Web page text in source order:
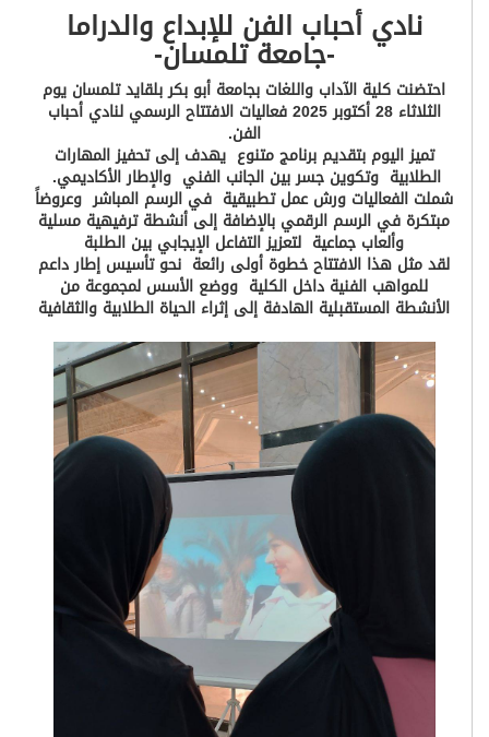
نادي أحباب الفن للإبداع والدراما
-جامعة تلمسان-
احتضنت كلية الآداب واللغات بجامعة أبو بكر بلقايد تلمسان يوم
الثلاثاء 28 أكتوبر 2025 فعاليات الافتتاح الرسمي لنادي أحباب
الفن.
تميز اليوم بتقديم برنامج متنوع يهدف إلى تحفيز المهارات
الطلابية وتكوين جسر بين الجانب الفني والإطار الأكاديمي.
شملت الفعاليات ورش عمل تطبيقية في الرسم المباشر وعروضاً
مبتكرة في الرسم الرقمي بالإضافة إلى أنشطة ترفيهية مسلية
وألعاب جماعية لتعزيز التفاعل الإيجابي بين الطلبة
لقد مثل هذا الافتتاح خطوة أولى رائعة نحو تأسيس إطار داعم
للمواهب الفنية داخل الكلية ووضع الأسس لمجموعة من
الأنشطة المستقبلية الهادفة إلى إثراء الحياة الطلابية والثقافية